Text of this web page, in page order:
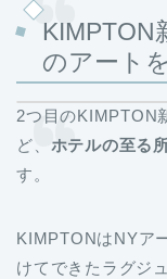
のアート
2つ目のKIMPTON
ど、 ホテルの至る
す。
KIMPTONはNYア
けてできたラグジ